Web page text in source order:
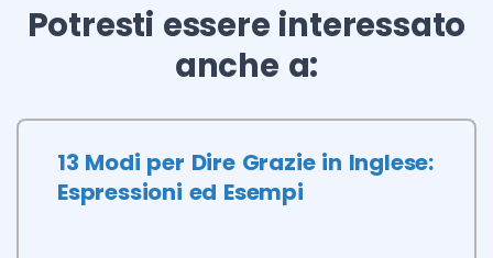
Potresti essere interessato
anche a:
13 Modi per Dire Grazie in Inglese:
Espressioni ed Esempi